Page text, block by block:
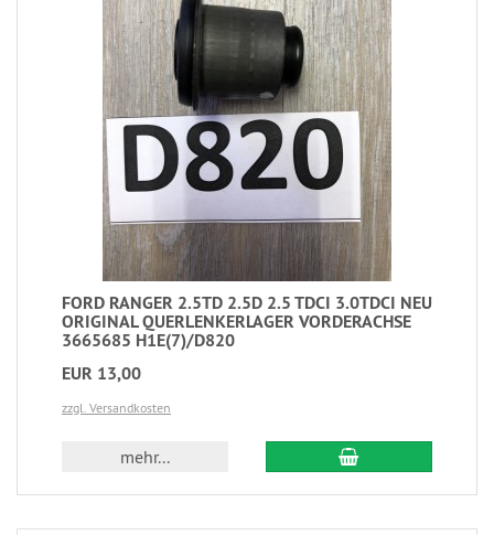
FORD RANGER 2.5TD 2.5D 2.5 TDCI 3.0TDCI NEU
ORIGINAL QUERLENKERLAGER VORDERACHSE
3665685 H1E(7)/D820
EUR 13,00
zzgl. Versandkosten
mehr...